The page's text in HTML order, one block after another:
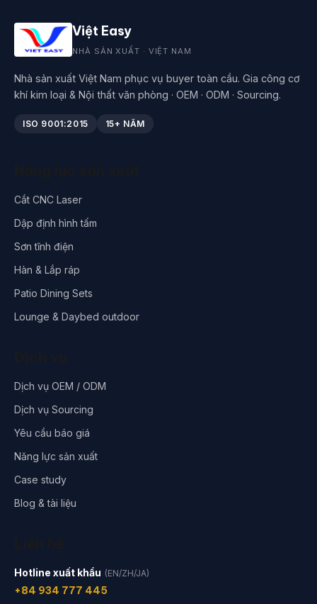
Việt Easy
NHÀ SẢN XUẤT · VIỆT NAM
Nhà sản xuất Việt Nam phục vụ buyer toàn cầu. Gia công cơ
khí kim loại & Nội thất văn phòng · OEM · ODM · Sourcing.
ISO 9001:2015 15+ NĂM
Cắt CNC Laser
Dập định hình tấm
Sơn tĩnh điện
Hàn & Lắp ráp
Patio Dining Sets
Lounge & Daybed outdoor
Dịch vụ OEM / ODM
Dịch vụ Sourcing
Yêu cầu báo giá
Năng lực sản xuất
Case study
Blog & tài liệu
Hotline xuất khẩu (EN/ZH/JA)
+84 934 777 445